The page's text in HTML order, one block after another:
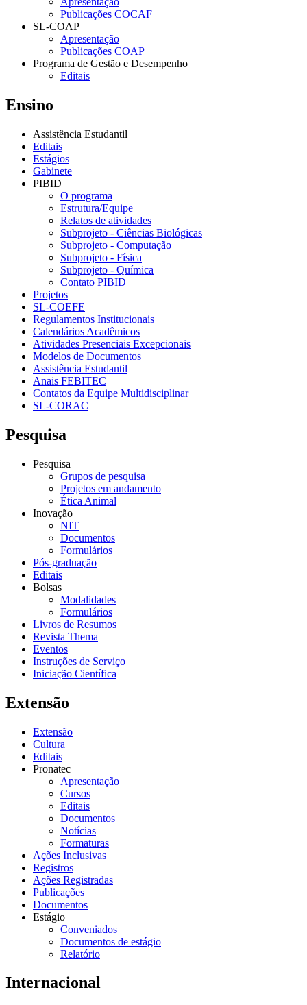
Publicações COCAF
SL-COAP
Apresentação
Publicações COAP
Programa de Gestão e Desempenho
Editais
Ensino
Assistência Estudantil
Editais
Estágios
Gabinete
PIBID
O programa
Estrutura/Equipe
Relatos de atividades
Subprojeto - Ciências Biológicas
Subprojeto - Computação
Subprojeto - Física
Subprojeto - Química
Contato PIBID
Projetos
SL-COEFE
Regulamentos Institucionais
Calendários Acadêmicos
Atividades Presenciais Excepcionais
Modelos de Documentos
Assistência Estudantil
Anais FEBITEC
Contatos da Equipe Multidisciplinar
SL-CORAC
Pesquisa
Pesquisa
Grupos de pesquisa
Projetos em andamento
Ética Animal
Inovação
NIT
Documentos
Formulários
Pós-graduação
Editais
Bolsas
Modalidades
Formulários
Livros de Resumos
Revista Thema
Eventos
Instruções de Serviço
Iniciação Científica
Extensão
Extensão
Cultura
Editais
Pronatec
Apresentação
Cursos
Editais
Documentos
Notícias
Formaturas
Ações Inclusivas
Registros
Ações Registradas
Publicações
Documentos
Estágio
Conveniados
Documentos de estágio
Relatório
Internacional